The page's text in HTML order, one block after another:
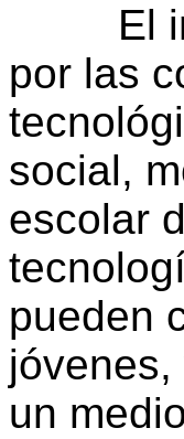
El
por las
social,
escolar
pueden
un